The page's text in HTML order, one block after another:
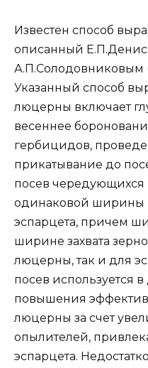
Известен способ
описанный
А.П.Солодовниковым
Указанный способ
люцерны включает
весеннее
гербицидов,
прикатывание до
посев
одинаковой ширины
эспарцета, причем
ширине захвата
люцерны, так и для
посев используется
повышения
люцерны за счет
опылителей,
эспарцета.